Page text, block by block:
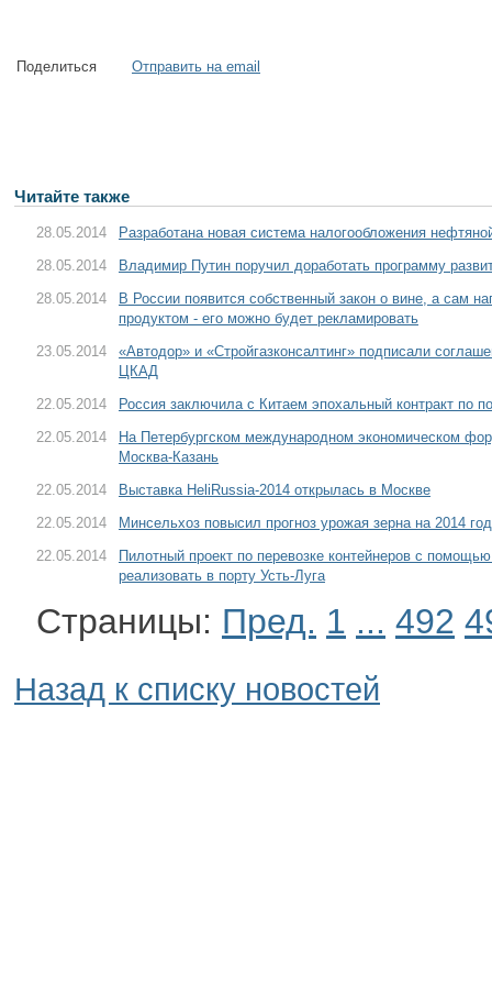
Поделиться Отправить на email
Читайте также
28.05.2014
Разработана новая система налогообложения
28.05.2014
Владимир Путин поручил доработать программу
28.05.2014
В России появится собственный закон о вине, а сам
продуктом - его можно будет рекламировать
23.05.2014
«Автодор» и «Стройгазконсалтинг» подписали
ЦКАД
22.05.2014
Россия заключила с Китаем эпохальный контракт по
22.05.2014
На Петербургском международном экономическом
Москва-Казань
22.05.2014
Выставка HeliRussia-2014 открылась в Москве
22.05.2014
Минсельхоз повысил прогноз урожая зерна на 2014
22.05.2014
Пилотный проект по перевозке контейнеров с
реализовать в порту Усть-Луга
Страницы: Пред. 1 ... 492
Назад к списку новостей